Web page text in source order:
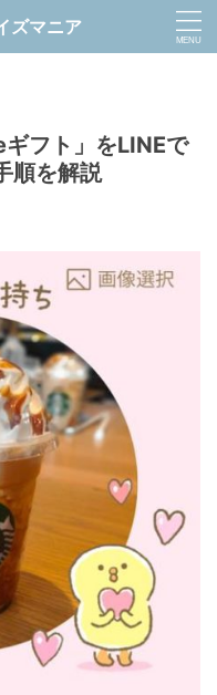
ズマニア
フト」をLINEで
順を解説